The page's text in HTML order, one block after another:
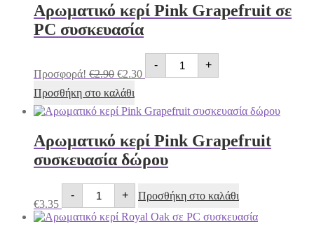
δώρου
ποσότητα
Αρωματικό κερί Pink Grapefruit σε
PC συσκευασία
Προσφορά! €2.90 price
€2.90.
€2.30τρέχουσα
€2.30.
-
Αρωματικό
κερί
Pink
PC
ποσότητα
+
Προσθήκη στο καλάθι
Αρωματικό κερί Pink Grapefruit
συσκευασία δώρου
€3.35
-
Αρωματικό
κερί
Pink
Grapefruit
+ Προσθήκη στο καλάθι